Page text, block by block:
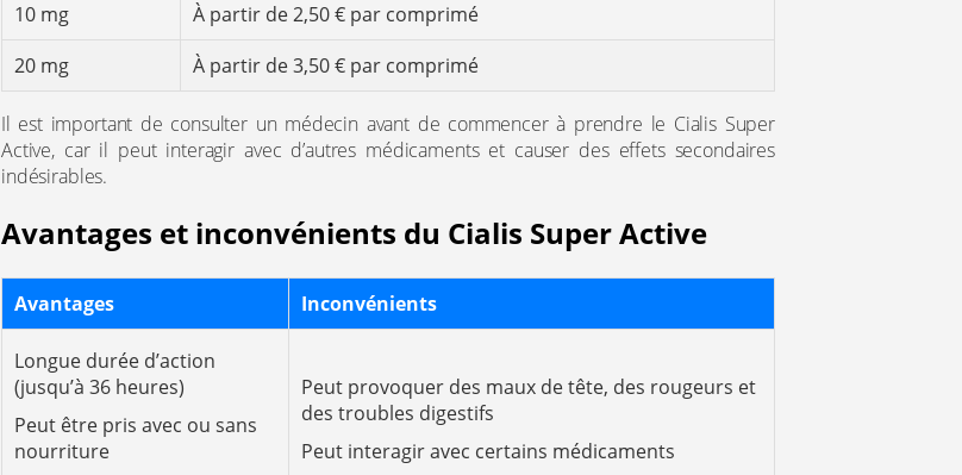
10 mg
À partir de 2,50 € par comprimé
20 mg
À partir de 3,50 € par comprimé
Il est important de consulter un médecin avant de commencer à prendre le Cialis Super
Active, car il peut interagir avec d’autres médicaments et causer des effets secondaires
indésirables.
Avantages et inconvénients du Cialis Super Active
Avantages Inconvénients
Longue durée d’action
(jusqu’à 36 heures)
Peut être pris avec ou sans
nourriture
Peut provoquer des maux de tête, des rougeurs et
des troubles digestifs
Peut interagir avec certains médicaments